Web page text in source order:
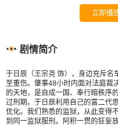
立即播
剧情简介
于日辰（王宗尧 饰），身边充斥名
至重伤。肇事48小时内面对法庭裁
的天地，是自成一国、奉行暗秩序
过刑期。于日辰利用自己的富二代
优化。我们熟悉的监狱，从此变得
到同一监狱服刑。阿积一贯的狂妄